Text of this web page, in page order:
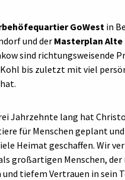
GoWest in
und derMasterplan Alte
sind richtungsweisende
bis zuletzt mit viel
Jahrzehnte lang hat
für Menschen geplant
Heimat geschaffen. Wir
großartigen Menschen,
und tiefem Vertrauen in sein